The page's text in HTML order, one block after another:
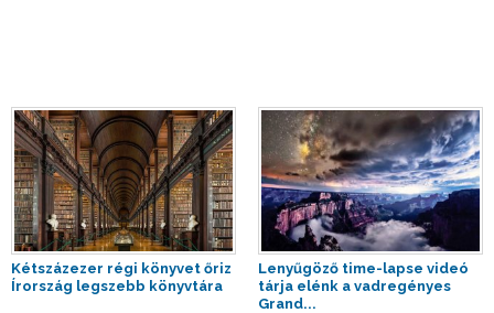
Kétszázezer régi könyvet őriz
Írország legszebb könyvtára
Lenyűgöző time-lapse videó
tárja elénk a vadregényes
Grand...